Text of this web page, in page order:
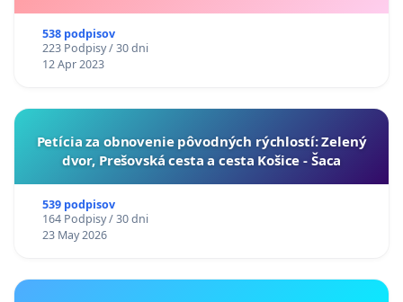
538 podpisov
223 Podpisy / 30 dni
12 Apr 2023
​Petícia za obnovenie pôvodných rýchlostí: Zelený
dvor, Prešovská cesta a cesta Košice - Šaca
539 podpisov
164 Podpisy / 30 dni
23 May 2026